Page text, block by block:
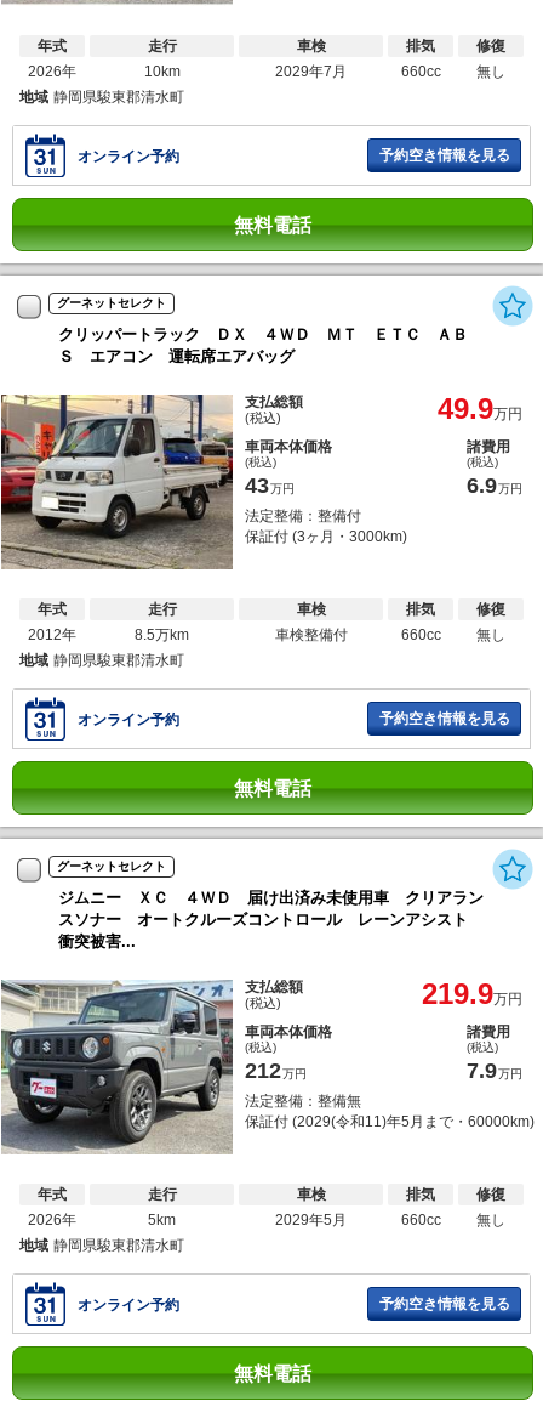
年式
2026年
走行
10km
車検
2029年7月
排気
660cc
修復
無し
地域 静岡県駿東郡清水町
オンライン予約 予約空き情報を見る
無料電話
グーネットセレクト
クリッパートラック ＤＸ ４ＷＤ ＭＴ ＥＴＣ ＡＢ
Ｓ エアコン 運転席エアバッグ
支払総額
(税込) 49.9万円
車両本体価格
(税込)
43万円
諸費用
(税込)
6.9万円
法定整備：整備付
保証付 (3ヶ月・3000km)
年式
2012年
走行
8.5万km
車検
車検整備付
排気
660cc
修復
無し
地域 静岡県駿東郡清水町
オンライン予約 予約空き情報を見る
無料電話
グーネットセレクト
ジムニー ＸＣ ４ＷＤ 届け出済み未使用車 クリアラン
スソナー オートクルーズコントロール レーンアシスト
衝突被害...
支払総額
(税込) 219.9万円
車両本体価格
(税込)
212万円
諸費用
(税込)
7.9万円
法定整備：整備無
保証付 (2029(令和11)年5月まで・60000km)
年式
2026年
走行
5km
車検
2029年5月
排気
660cc
修復
無し
地域 静岡県駿東郡清水町
オンライン予約 予約空き情報を見る
無料電話